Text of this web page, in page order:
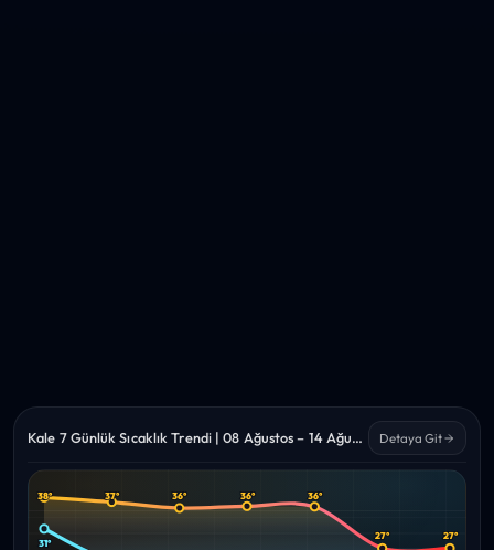
Kale 7 Günlük Sıcaklık Trendi | 08 Ağustos – 14 Ağustos 2026 Detaya Git
Yüksek Düşük
38°
31°
37° 36° 36° 36°
27° 27°